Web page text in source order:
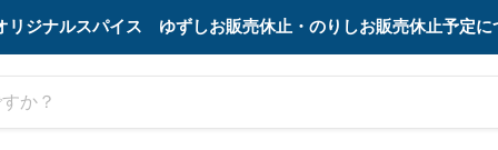
リジナルスパイス ゆずしお販売休止・のりしお販売休止予